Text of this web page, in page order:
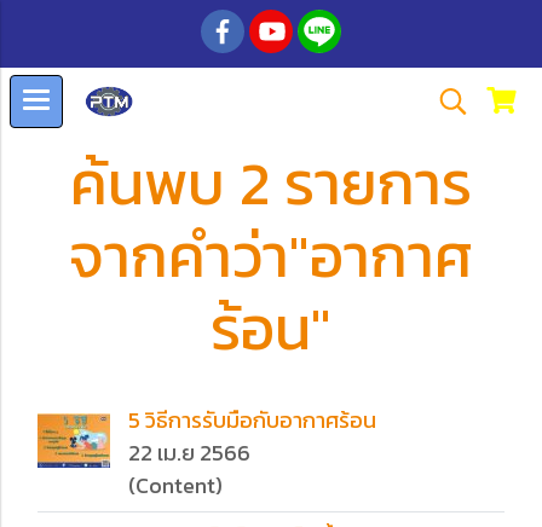
ค้นพบ 2 รายการ
จากคำว่า"อากาศ
ร้อน"
5 วิธีการรับมือกับอากาศร้อน
22 เม.ย 2566
(Content)